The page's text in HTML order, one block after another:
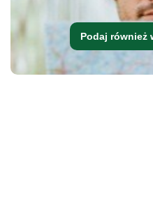
Podaj również